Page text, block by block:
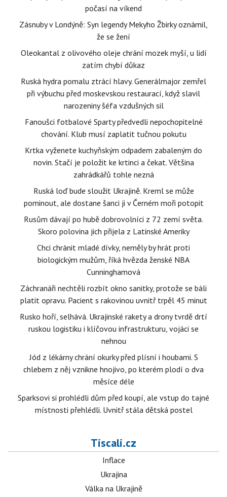
počasí na víkend
Zásnuby v Londýně: Syn legendy Mekyho Žbirky oznámil,
že se žení
Oleokantal z olivového oleje chrání mozek myší, u lidí
zatím chybí důkaz
Ruská hydra pomalu ztrácí hlavy. Generálmajor zemřel
při výbuchu před moskevskou restaurací, když slavil
narozeniny šéfa vzdušných sil
Fanoušci fotbalové Sparty předvedli nepochopitelné
chování. Klub musí zaplatit tučnou pokutu
Krtka vyženete kuchyňským odpadem zabaleným do
novin. Stačí je položit ke krtinci a čekat. Většina
zahrádkářů tohle nezná
Ruská loď bude sloužit Ukrajině. Kreml se může
pominout, ale dostane šanci ji v Černém moři potopit
Rusům dávají po hubě dobrovolníci z 72 zemí světa.
Skoro polovina jich přijela z Latinské Ameriky
Chci chránit mladé dívky, neměly by hrát proti
biologickým mužům, říká hvězda ženské NBA
Cunninghamová
Záchranáři nechtěli rozbít okno sanitky, protože se báli
platit opravu. Pacient s rakovinou uvnitř trpěl 45 minut
Rusko hoří, selhává. Ukrajinské rakety a drony tvrdě drtí
ruskou logistiku i klíčovou infrastrukturu, vojáci se
nehnou
Jód z lékárny chrání okurky před plísní i houbami. S
chlebem z něj vznikne hnojivo, po kterém plodí o dva
měsíce déle
Sparksovi si prohlédli dům před koupí, ale vstup do tajné
místnosti přehlédli. Uvnitř stála dětská postel
Tiscali.cz
Inflace
Ukrajina
Válka na Ukrajině